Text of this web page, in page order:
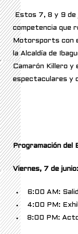
Estos 7, 8 y 9 de
competencia que
Motorsports con
la Alcaldía de
Camarón Killero y
espectaculares y
Programación del
Viernes, 7 de junio:
6:00 AM:
4:00 PM:
8:00 PM: